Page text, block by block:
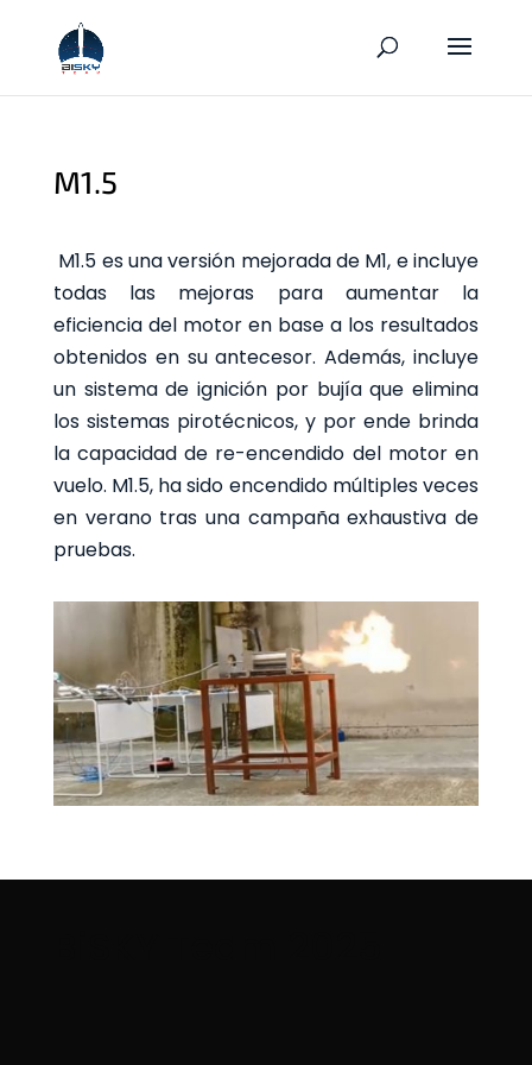
M1.5
M1.5 es una versión mejorada de M1, e incluye
todas las mejoras para aumentar la
eficiencia del motor en base a los resultados
obtenidos en su antecesor. Además, incluye
un sistema de ignición por bujía que elimina
los sistemas pirotécnicos, y por ende brinda
la capacidad de re-encendido del motor en
vuelo. M1.5, ha sido encendido múltiples veces
en verano tras una campaña exhaustiva de
pruebas.